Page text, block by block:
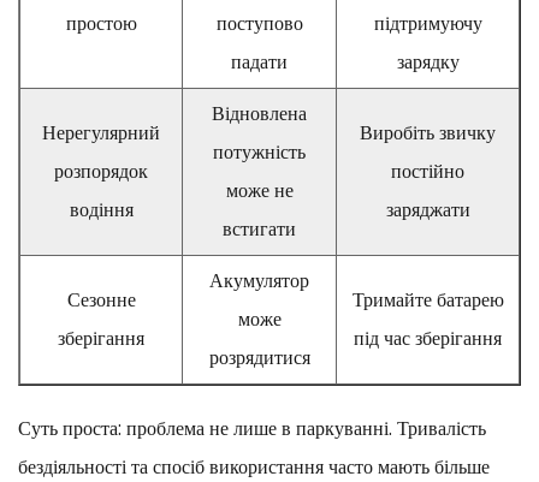
простою
поступово
падати
підтримуючу
зарядку
Нерегулярний
розпорядок
водіння
Відновлена
потужність
може не
встигати
Виробіть звичку
постійно
заряджати
Сезонне
зберігання
Акумулятор
може
розрядитися
Тримайте батарею
під час зберігання
Суть проста: проблема не лише в паркуванні. Тривалість
бездіяльності та спосіб використання часто мають більше